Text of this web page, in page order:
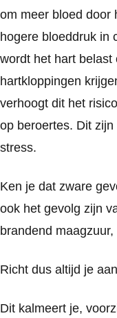
om meer bloed door
hogere bloeddruk in
wordt het hart
hartkloppingen
verhoogt dit het
op beroertes. Dit
stress.
Ken je dat zware
ook het gevolg zijn
brandend
Richt dus altijd je
Dit kalmeert je,